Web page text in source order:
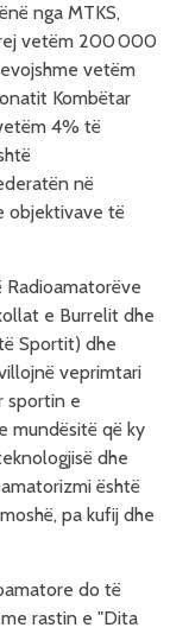
nga MTKS,
vetëm 200 000
vetëm
Kombëtar
4% të
në
objektivave të
e Burrelit dhe
Sportit) dhe
veprimtari
sportin e
mundësitë që ky
dhe
është
pa kufij dhe
do të
rastin e "Dita